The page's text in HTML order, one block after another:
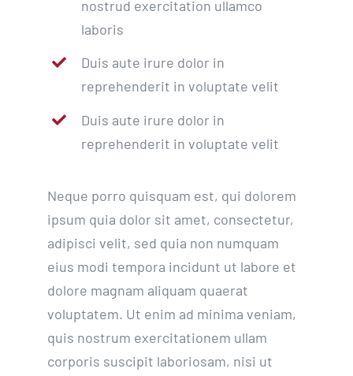
nostrud exercitation ullamco
laboris
Duis aute irure dolor in
reprehenderit in voluptate velit
Duis aute irure dolor in
reprehenderit in voluptate velit
Neque porro quisquam est, qui dolorem
ipsum quia dolor sit amet, consectetur,
adipisci velit, sed quia non numquam
eius modi tempora incidunt ut labore et
dolore magnam aliquam quaerat
voluptatem. Ut enim ad minima veniam,
quis nostrum exercitationem ullam
corporis suscipit laboriosam, nisi ut